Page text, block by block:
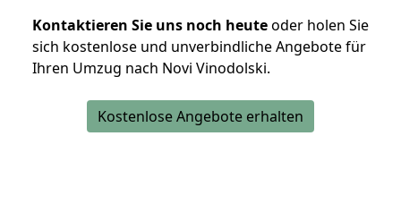
Kontaktieren Sie uns noch heuteoder holen Sie
sich kostenlose und unverbindliche Angebote für
Ihren Umzug nach Novi Vinodolski.
Kostenlose Angebote erhalten